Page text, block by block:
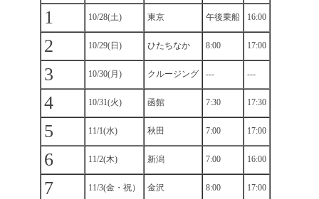
1 10/28(土) 東京 午後乗船 16:00
2 10/29(日) ひたちなか 8:00 17:00
3 10/30(月) クルージング --- ---
4 10/31(火) 函館 7:30 17:30
5 11/1(水) 秋田 7:00 17:00
6 11/2(木) 新潟 7:00 16:00
7 11/3(金・祝） 金沢 8:00 17:00